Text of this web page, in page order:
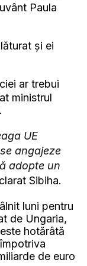
Paula
și ei
ar trebui
ministrul
UE
angajeze
adopte un
Sibiha.
luni pentru
de Ungaria,
hotărâtă
de euro